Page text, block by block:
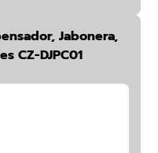
Jabonera,
CZ-DJPC01